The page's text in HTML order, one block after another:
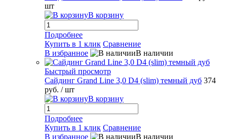
шт
В корзину
Подробнее
Купить в 1 клик Сравнение
В избранное
В наличии
Быстрый просмотр
Сайдинг Grand Line 3,0 D4 (slim) темный дуб 374
руб. / шт
В корзину
Подробнее
Купить в 1 клик Сравнение
В избранное
В наличии